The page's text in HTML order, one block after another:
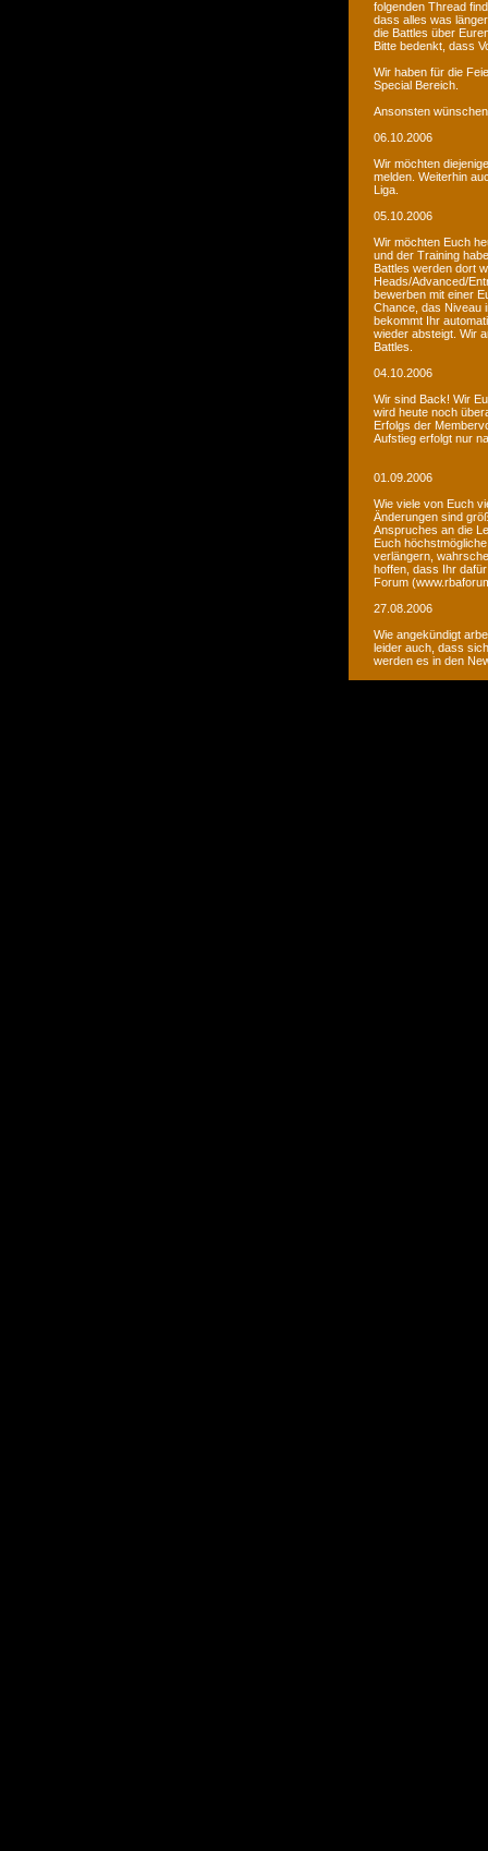
folgenden Thread
dass alles was
die Battles über
Bitte bedenkt, dass
Wir haben für die
Special Bereich.
Ansonsten
06.10.2006
Wir möchten
melden. Weiterhin
Liga.
05.10.2006
Wir möchten Euch
und der Training
Battles werden dort
Heads/Advanced/
bewerben mit einer
Chance, das Niveau
bekommt Ihr
wieder absteigt. Wir
Battles.
04.10.2006
Wir sind Back! Wir
wird heute noch
Erfolgs der
Aufstieg erfolgt nur
01.09.2006
Wie viele von Euch
Änderungen sind
Anspruches an die
Euch
verlängern,
hoffen, dass Ihr
Forum
27.08.2006
Wie angekündigt
leider auch, dass
werden es in den